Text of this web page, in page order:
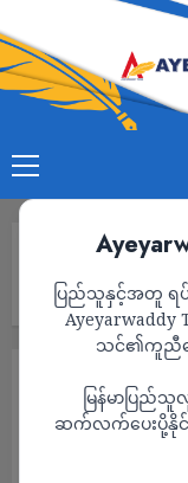
ပြည်သူနှင့်အတူ
သင်၏ကူညီထ
မြန်မာပြည်
ဆက်လက်ပေးပို့နိုင်ရ
ကြဖို့ အမေရိကန် တိုက်
နိုင်ငံတကာ သတင်း
တရုတ်ရဲ့ ရန်လို
တွေ စည်းလုံး